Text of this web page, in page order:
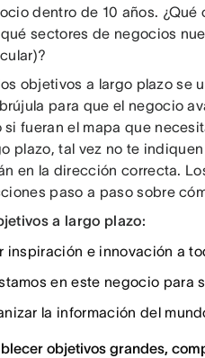
dentro de 10 años.
sectores de negocios
objetivos a largo plazo se
para que el negocio
fueran el mapa que
plazo, tal vez no te
en la dirección correcta.
paso a paso sobre
a largo plazo:
inspiración e innovación a
en este negocio para
la información del
objetivos grandes,